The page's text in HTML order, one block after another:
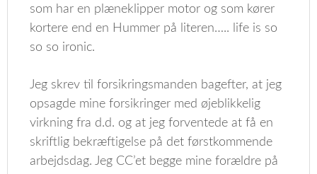
som har en plæneklipper motor og som kører
kortere end en Hummer på literen….. life is so
so so ironic.
Jeg skrev til forsikringsmanden bagefter, at jeg
opsagde mine forsikringer med øjeblikkelig
virkning fra d.d. og at jeg forventede at få en
skriftlig bekræftigelse på det førstkommende
arbejdsdag. Jeg CC’et begge mine forældre på